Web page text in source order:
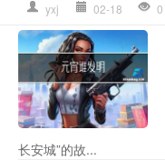
yxj 02-18 0
长安城”的故...